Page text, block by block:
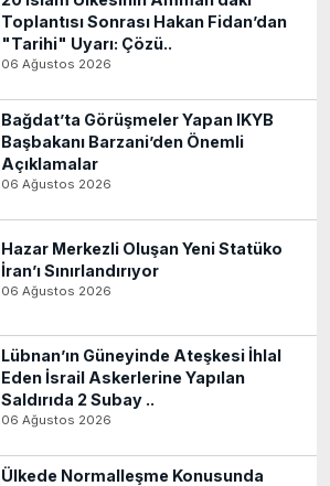
Toplantısı Sonrası Hakan Fidan’dan
"Tarihi" Uyarı: Çözü..
06 Ağustos 2026
Bağdat’ta Görüşmeler Yapan IKYB
Başbakanı Barzani’den Önemli
Açıklamalar
06 Ağustos 2026
Hazar Merkezli Oluşan Yeni Statüko
İran’ı Sınırlandırıyor
06 Ağustos 2026
Lübnan’ın Güneyinde Ateşkesi İhlal
Eden İsrail Askerlerine Yapılan
Saldırıda 2 Subay ..
06 Ağustos 2026
Ülkede Normalleşme Konusunda